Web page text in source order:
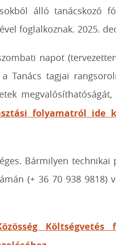
álló tanácskozó
foglalkoznak. 2025.
napot
Tanács tagjai
folyamatról ide
Bármilyen
(+ 36 70 938